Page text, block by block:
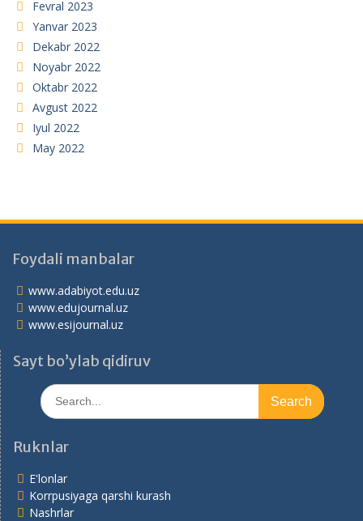
Fevral 2023
Yanvar 2023
Dekabr 2022
Noyabr 2022
Oktabr 2022
Avgust 2022
Iyul 2022
May 2022
Foydali manbalar
www.adabiyot.edu.uz
www.edujournal.uz
www.esijournal.uz
Sayt bo’ylab qidiruv
Search
for:
Ruknlar
E'lonlar
Korrpusiyaga qarshi kurash
Nashrlar